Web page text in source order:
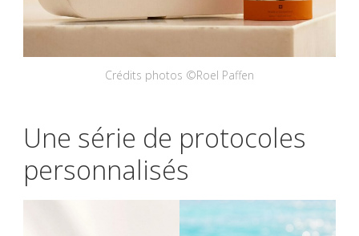
Crédits photos ©Roel Paffen
Une série de protocoles
personnalisés